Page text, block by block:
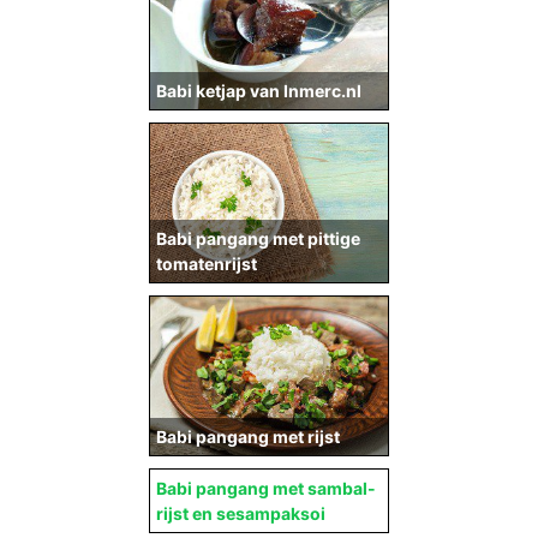
Babi ketjap van Inmerc.nl
Babi pangang met pittige
tomatenrijst
Babi pangang met rijst
Babi pangang met sambal-
rijst en sesampaksoi